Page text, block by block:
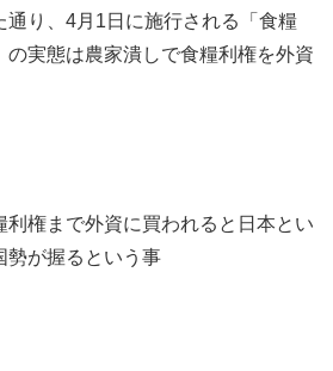
通り、4月1日に施行される「食糧
の実態は農家潰しで食糧利権を外資
利権まで外資に買われると日本とい
勢が握るという事